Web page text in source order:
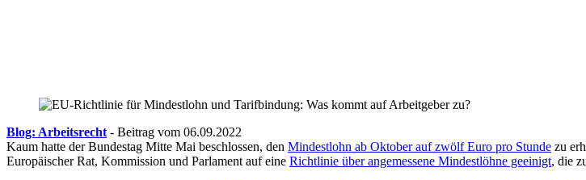
Blog: Arbeitsrecht - Beitrag vom 06.09.2022
Kaum hatte der Bundestag Mitte Mai beschlossen, den Mindestlohn ab Oktober auf zwölf Euro pro Stunde zu
Europäischer Rat, Kommission und Parlament auf eine Richtlinie über angemessene Mindestlöhne geeinigt, die